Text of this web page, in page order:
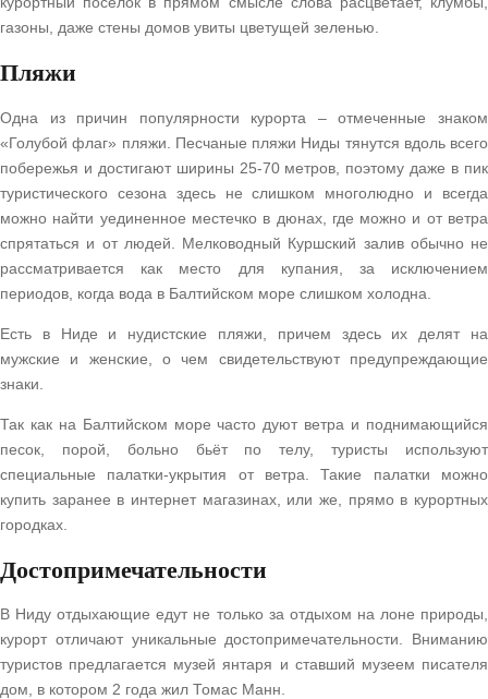
газоны, даже стены домов увиты цветущей зеленью.
Пляжи
Одна из причин популярности курорта – отмеченные знаком
«Голубой флаг» пляжи. Песчаные пляжи Ниды тянутся вдоль всего
побережья и достигают ширины 25-70 метров, поэтому даже в пик
туристического сезона здесь не слишком многолюдно и всегда
можно найти уединенное местечко в дюнах, где можно и от ветра
спрятаться и от людей. Мелководный Куршский залив обычно не
рассматривается как место для купания, за исключением
периодов, когда вода в Балтийском море слишком холодна.
Есть в Ниде и нудистские пляжи, причем здесь их делят на
мужские и женские, о чем свидетельствуют предупреждающие
знаки.
Так как на Балтийском море часто дуют ветра и поднимающийся
песок, порой, больно бьёт по телу, туристы используют
специальные палатки-укрытия от ветра. Такие палатки можно
купить заранее в интернет магазинах, или же, прямо в курортных
городках.
Достопримечательности
В Ниду отдыхающие едут не только за отдыхом на лоне природы,
курорт отличают уникальные достопримечательности. Вниманию
туристов предлагается музей янтаря и ставший музеем писателя
дом, в котором 2 года жил Томас Манн.